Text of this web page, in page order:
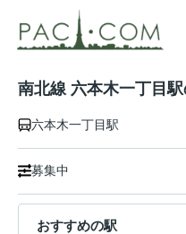
南北線 六本木一丁目
六本木一丁目駅
募集中
おすすめの駅